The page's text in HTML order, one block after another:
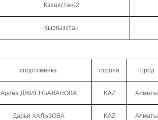
Казахстан-2
Кыргызстан
спортсменка страна город
Арина ДЖИЕНБАЛАНОВА KAZ Алматы
Дарья ХАЛЬЗОВА KAZ Алматы